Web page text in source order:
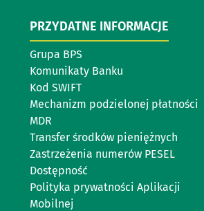
PRZYDATNE INFORMACJE
Grupa BPS
Komunikaty Banku
Kod SWIFT
Mechanizm podzielonej płatności
MDR
Transfer środków pieniężnych
Zastrzeżenia numerów PESEL
Dostępność
Polityka prywatności Aplikacji
Mobilnej